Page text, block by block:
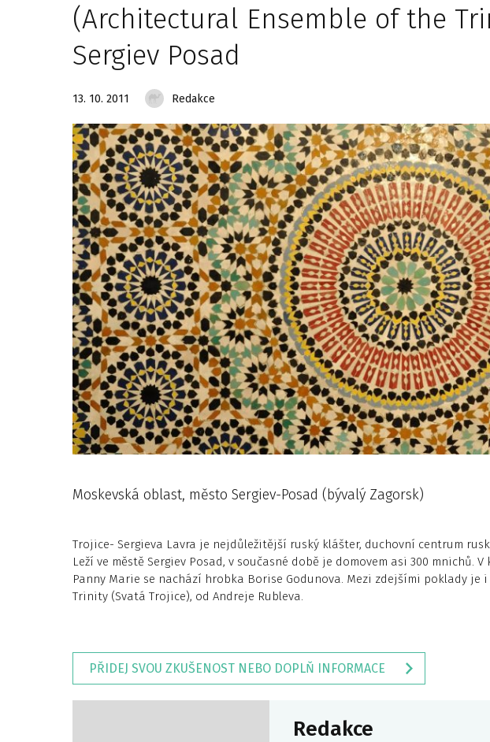
(Architectural Ensemble of the
Sergiev Posad
13. 10. 2011 Redakce
Moskevská oblast, město Sergiev-Posad (bývalý Zagorsk)
Trojice- Sergieva Lavra je nejdůležitější ruský klášter, duchovní centrum
Leží ve městě Sergiev Posad, v současné době je domovem asi 300 mnichů.
Panny Marie se nachází hrobka Borise Godunova. Mezi zdejšími poklady je
Trinity (Svatá Trojice), od Andreje Rubleva.
PŘIDEJ SVOU ZKUŠENOST NEBO DOPLŇ INFORMACE
Redakce